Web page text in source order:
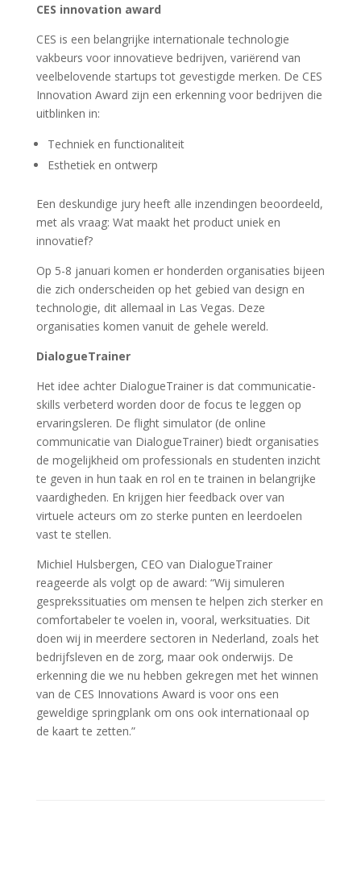
CES innovation award
CES is een belangrijke internationale technologie
vakbeurs voor innovatieve bedrijven, variërend van
veelbelovende startups tot gevestigde merken. De CES
Innovation Award zijn een erkenning voor bedrijven die
uitblinken in:
Techniek en functionaliteit
Esthetiek en ontwerp
Een deskundige jury heeft alle inzendingen beoordeeld,
met als vraag: Wat maakt het product uniek en
innovatief?
Op 5-8 januari komen er honderden organisaties bijeen
die zich onderscheiden op het gebied van design en
technologie, dit allemaal in Las Vegas. Deze
organisaties komen vanuit de gehele wereld.
DialogueTrainer
Het idee achter DialogueTrainer is dat communicatie-
skills verbeterd worden door de focus te leggen op
ervaringsleren. De flight simulator (de online
communicatie van DialogueTrainer) biedt organisaties
de mogelijkheid om professionals en studenten inzicht
te geven in hun taak en rol en te trainen in belangrijke
vaardigheden. En krijgen hier feedback over van
virtuele acteurs om zo sterke punten en leerdoelen
vast te stellen.
Michiel Hulsbergen, CEO van DialogueTrainer
reageerde als volgt op de award: “Wij simuleren
gesprekssituaties om mensen te helpen zich sterker en
comfortabeler te voelen in, vooral, werksituaties. Dit
doen wij in meerdere sectoren in Nederland, zoals het
bedrijfsleven en de zorg, maar ook onderwijs. De
erkenning die we nu hebben gekregen met het winnen
van de CES Innovations Award is voor ons een
geweldige springplank om ons ook internationaal op
de kaart te zetten.”